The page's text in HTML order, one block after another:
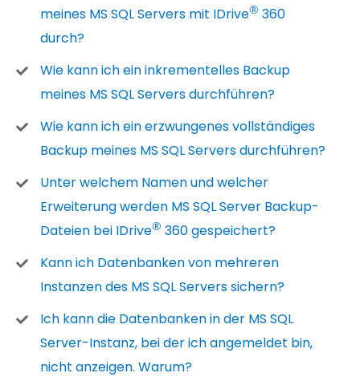
meines MS SQL Servers mit IDrive® 360
durch?
Wie kann ich ein inkrementelles Backup
meines MS SQL Servers durchführen?
Wie kann ich ein erzwungenes vollständiges
Backup meines MS SQL Servers durchführen?
Unter welchem Namen und welcher
Erweiterung werden MS SQL Server Backup-
Dateien bei IDrive® 360 gespeichert?
Kann ich Datenbanken von mehreren
Instanzen des MS SQL Servers sichern?
Ich kann die Datenbanken in der MS SQL
Server-Instanz, bei der ich angemeldet bin,
nicht anzeigen. Warum?